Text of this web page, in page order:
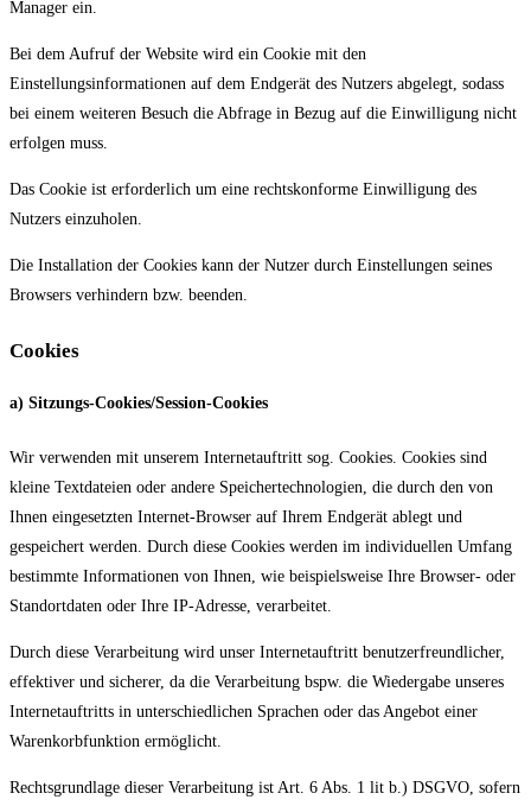
Manager ein.
Bei dem Aufruf der Website wird ein Cookie mit den
Einstellungsinformationen auf dem Endgerät des Nutzers abgelegt, sodass
bei einem weiteren Besuch die Abfrage in Bezug auf die Einwilligung nicht
erfolgen muss.
Das Cookie ist erforderlich um eine rechtskonforme Einwilligung des
Nutzers einzuholen.
Die Installation der Cookies kann der Nutzer durch Einstellungen seines
Browsers verhindern bzw. beenden.
Cookies
a) Sitzungs-Cookies/Session-Cookies
Wir verwenden mit unserem Internetauftritt sog. Cookies. Cookies sind
kleine Textdateien oder andere Speichertechnologien, die durch den von
Ihnen eingesetzten Internet-Browser auf Ihrem Endgerät ablegt und
gespeichert werden. Durch diese Cookies werden im individuellen Umfang
bestimmte Informationen von Ihnen, wie beispielsweise Ihre Browser- oder
Standortdaten oder Ihre IP-Adresse, verarbeitet.
Durch diese Verarbeitung wird unser Internetauftritt benutzerfreundlicher,
effektiver und sicherer, da die Verarbeitung bspw. die Wiedergabe unseres
Internetauftritts in unterschiedlichen Sprachen oder das Angebot einer
Warenkorbfunktion ermöglicht.
Rechtsgrundlage dieser Verarbeitung ist Art. 6 Abs. 1 lit b.) DSGVO, sofern